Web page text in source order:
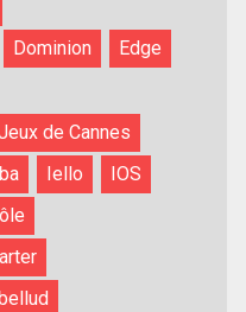
Dominion
Edge
de Cannes
Iello
IOS